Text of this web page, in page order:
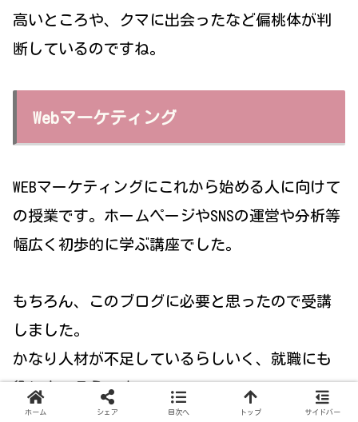
高いところや、クマに出会ったなど偏桃体が判
断しているのですね。
Webマーケティング
WEBマーケティングにこれから始める人に向けて
の授業です。ホームページやSNSの運営や分析等
幅広く初歩的に学ぶ講座でした。
もちろん、このブログに必要と思ったので受講
しました。
かなり人材が不足しているらしいく、就職にも
役に立つそうです。
ホーム シェア 目次へ トップ サイドバー